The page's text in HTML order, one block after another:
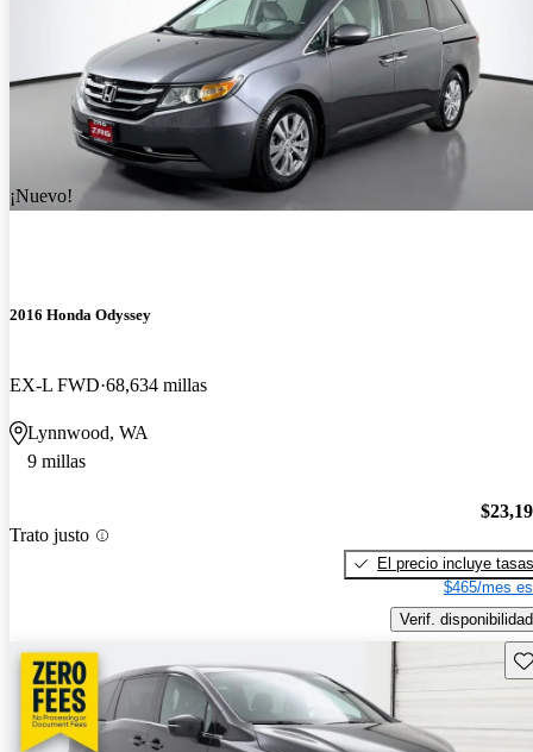
¡Nuevo!
2016 Honda Odyssey
EX-L FWD 68,634 millas
Lynnwood, WA
9 millas
Trato justo
El precio incluye tasas
$465/mes
Verif. disponibilidad